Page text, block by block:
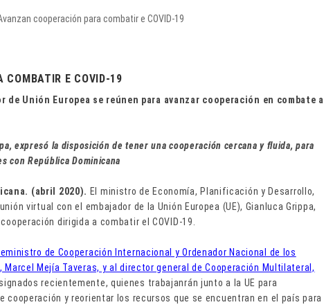
COMBATIR E COVID-19
de Unión Europea se reúnen para avanzar cooperación en combate a
expresó la disposición de tener una cooperación cercana y fluida, para
con República Dominicana
(abril 2020). El ministro de Economía, Planificación y Desarrollo,
virtual con el embajador de la Unión Europea (UE), Gianluca Grippa,
dirigida a combatir el COVID-19.
de Cooperación Internacional y Ordenador Nacional de los
Marcel Mejía Taveras, y al director general de Cooperación Multilateral,
recientemente, quienes trabajanrán junto a la UE para
cooperación y reorientar los recursos que se encuentran en el país para